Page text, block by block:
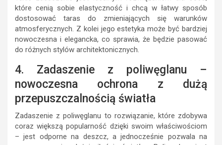
które cenią sobie elastyczność i chcą w łatwy sposób
dostosować taras do zmieniających się warunków
atmosferycznych. Z kolei jego estetyka może być bardziej
nowoczesna i elegancka, co sprawia, że będzie pasować
do różnych stylów architektonicznych.
4. Zadaszenie z poliwęglanu –
nowoczesna ochrona z dużą
przepuszczalnością światła
Zadaszenie z poliwęglanu to rozwiązanie, które zdobywa
coraz większą popularność dzięki swoim właściwościom
– jest odporne na deszcz, a jednocześnie pozwala na